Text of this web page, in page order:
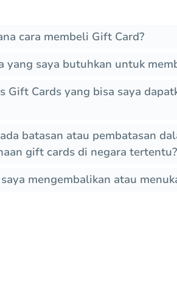
cara membeli Gift Card?
yang saya butuhkan untuk
Gift Cards yang bisa saya
batasan atau pembatasan
gift cards di negara tertentu?
mengembalikan atau